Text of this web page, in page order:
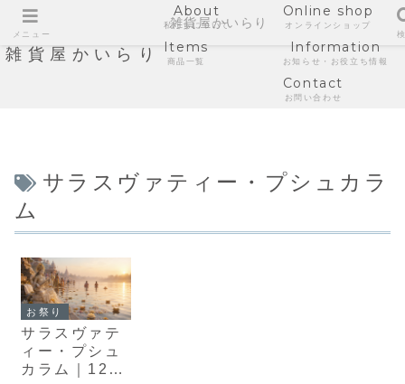
雑貨屋かいらり
About
私たちについて
Online shop
オンラインショップ
Items
商品一覧
Information
お知らせ・お役立ち情報
Contact
お問い合わせ
サラスヴァティー・プシュカラ
ム
お祭り
サラスヴァテ
ィー・プシュ
カラム｜12年
メニュー
雑貨屋かいらり